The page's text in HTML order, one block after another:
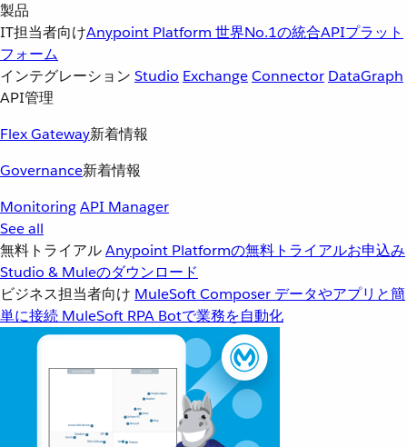
製品
IT担当者向けAnypoint Platform 世界No.1の統合APIプラット
フォーム
インテグレーション Studio ExchangeConnector DataGraph
API管理
Flex Gateway新着情報
Governance新着情報
MonitoringAPI Manager
See all
無料トライアルAnypoint Platformの無料トライアルお申込み
Studio & Muleのダウンロード
ビジネス担当者向け MuleSoft Composer データやアプリと簡
単に接続 MuleSoft RPA Botで業務を自動化